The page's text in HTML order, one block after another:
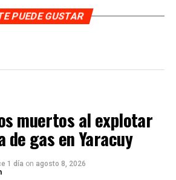
PUEDE GUSTAR
muertos al explotar
de gas en Yaracuy
1 día on agosto 8, 2026